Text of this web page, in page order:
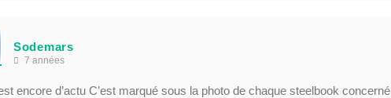
Sodemars
7 années
encore d’actu C’est marqué sous la photo de chaque steelbook concerné